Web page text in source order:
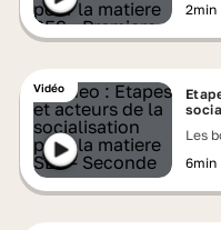
2min
Vidéo
Les
6min